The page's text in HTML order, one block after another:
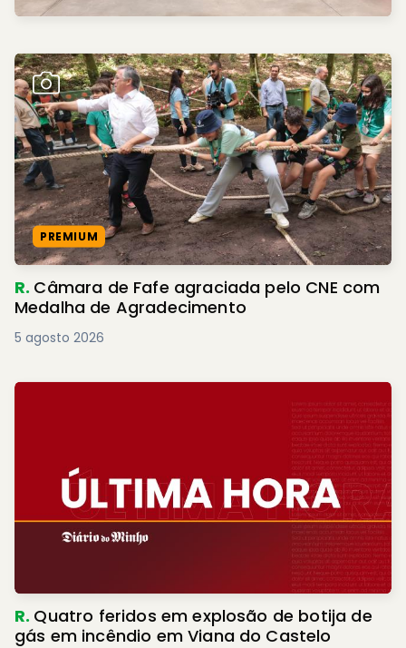
PREMIUM
R. Câmara de Fafe agraciada pelo CNE com
Medalha de Agradecimento
5 agosto 2026
R. Quatro feridos em explosão de botija de
gás em incêndio em Viana do Castelo